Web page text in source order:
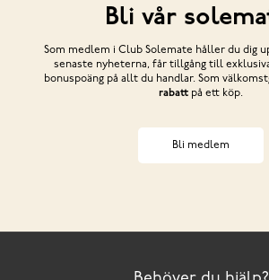
Bli vår
Som medlem i Club Solemate håller du dig
senaste nyheterna, får tillgång till
bonuspoäng på allt du handlar. Som
rabattpå ett köp.
Bli medlem